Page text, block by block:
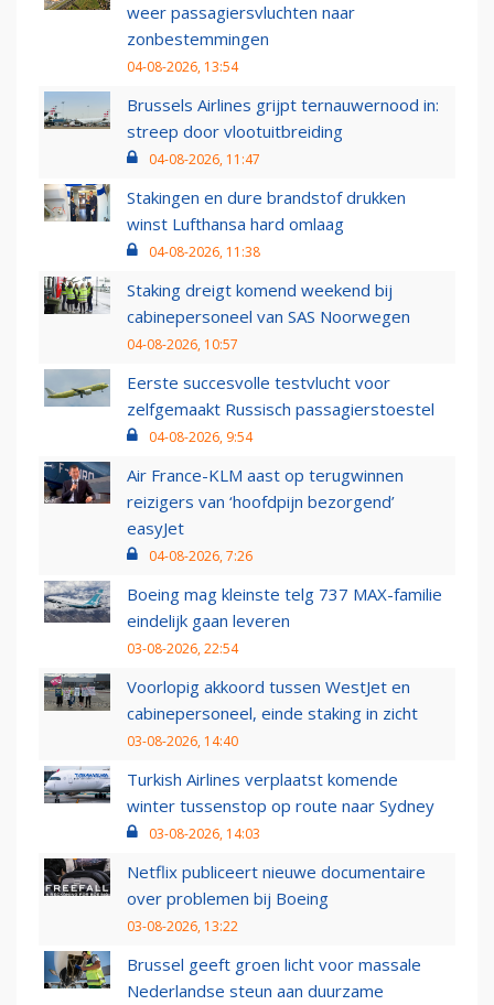
weer passagiersvluchten naar
zonbestemmingen
04-08-2026, 13:54
Brussels Airlines grijpt ternauwernood in:
streep door vlootuitbreiding
04-08-2026, 11:47
Stakingen en dure brandstof drukken
winst Lufthansa hard omlaag
04-08-2026, 11:38
Staking dreigt komend weekend bij
cabinepersoneel van SAS Noorwegen
04-08-2026, 10:57
Eerste succesvolle testvlucht voor
zelfgemaakt Russisch passagierstoestel
04-08-2026, 9:54
Air France-KLM aast op terugwinnen
reizigers van ‘hoofdpijn bezorgend’
easyJet
04-08-2026, 7:26
Boeing mag kleinste telg 737 MAX-familie
eindelijk gaan leveren
03-08-2026, 22:54
Voorlopig akkoord tussen WestJet en
cabinepersoneel, einde staking in zicht
03-08-2026, 14:40
Turkish Airlines verplaatst komende
winter tussenstop op route naar Sydney
03-08-2026, 14:03
Netflix publiceert nieuwe documentaire
over problemen bij Boeing
03-08-2026, 13:22
Brussel geeft groen licht voor massale
Nederlandse steun aan duurzame